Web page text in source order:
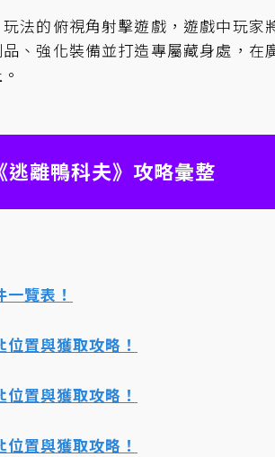
法的俯視角射擊遊戲，遊戲中玩
、強化裝備並打造專屬藏身處，在
逃離鴨科夫》攻略彙整
一覽表！
位置與獲取攻略！
位置與獲取攻略！
位置與獲取攻略！